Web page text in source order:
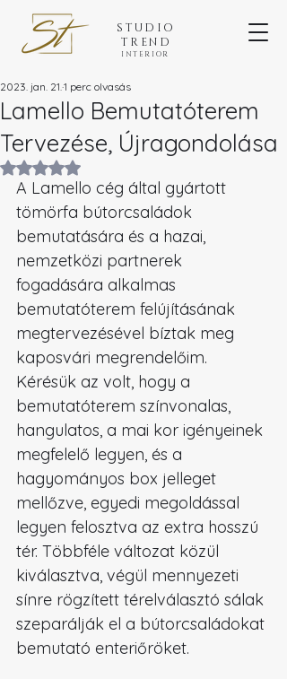
STUDIO
TREND
INTERIOR
Lamello Bemutatóterem
Tervezése, Újragondolása
2023. jan. 21.1 perc olvasás
NaN csillagot kapott az 5-ből.
A Lamello cég által gyártott
tömörfa bútorcsaládok
bemutatására és a hazai,
nemzetközi partnerek
fogadására alkalmas
bemutatóterem felújításának
megtervezésével bíztak meg
kaposvári megrendelőim.
Kérésük az volt, hogy a
bemutatóterem színvonalas,
hangulatos, a mai kor igényeinek
megfelelő legyen, és a
hagyományos box jelleget
mellőzve, egyedi megoldással
legyen felosztva az extra hosszú
tér. Többféle változat közül
kiválasztva, végül mennyezeti
sínre rögzített térelválasztó sálak
szeparálják el a bútorcsaládokat
bemutató enteriőröket.